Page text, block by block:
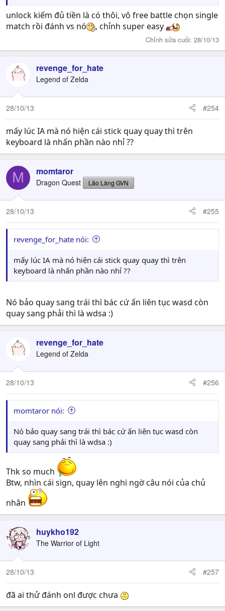
unlock kiếm đủ tiền là có thôi, vô free battle chọn single
match rồi đánh vs nó
, chỉnh super easy
Chỉnh sửa cuối: 28/10/13
revenge_for_hate
Legend of Zelda
28/10/13 #254
mấy lúc IA mà nó hiện cái stick quay quay thì trên
keyboard là nhấn phần nào nhỉ ??
M momtaror
Dragon Quest Lão Làng GVN
28/10/13 #255
revenge_for_hate nói:
mấy lúc IA mà nó hiện cái stick quay quay thì trên
keyboard là nhấn phần nào nhỉ ??
Nó bảo quay sang trái thì bác cứ ấn liên tục wasd còn
quay sang phải thì là wdsa :)
revenge_for_hate
Legend of Zelda
28/10/13 #256
momtaror nói:
Nó bảo quay sang trái thì bác cứ ấn liên tục wasd còn
quay sang phải thì là wdsa :)
Thk so much
Btw, nhìn cái sign, quay lên nghi ngờ câu nói của chủ
nhân
huykho192
The Warrior of Light
28/10/13 #257
đã ai thử đánh onl được chưa